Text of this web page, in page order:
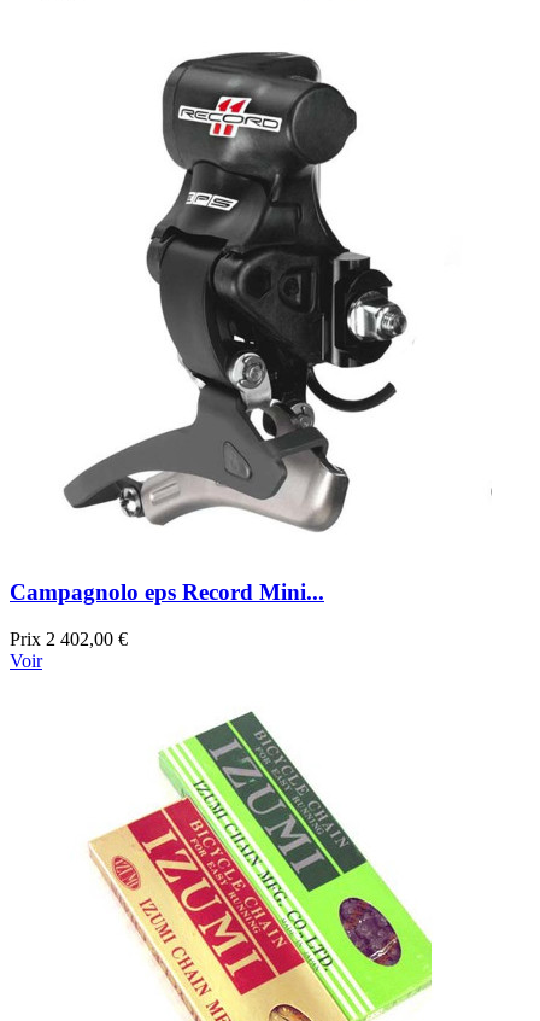
Campagnolo eps Record Mini...
Prix 2 402,00 €
Voir